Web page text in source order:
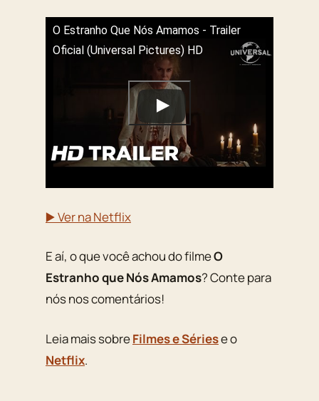
O Estranho Que Nós Amamos - Trailer
Oficial (Universal Pictures) HD
▶️ Ver na Netflix
E aí, o que você achou do filmeO
Estranho que Nós Amamos? Conte para
nós nos comentários!
Leia mais sobreFilmes e Sériese o
Netflix.